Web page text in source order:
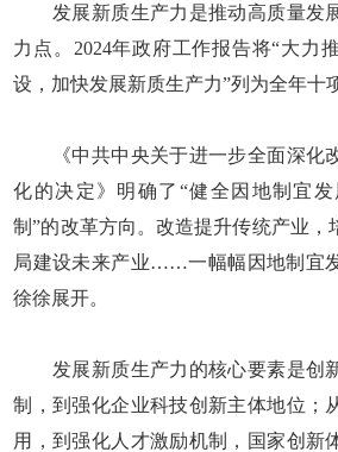
发展新质生产力是推动高质量发
力点。2024年政府工作报告将“大力
设，加快发展新质生产力”列为全年十
《中共中央关于进一步全面深化
化的决定》明确了“健全因地制宜
制”的改革方向。改造提升传统产业，
局建设未来产业……一幅幅因地制宜
徐徐展开。
发展新质生产力的核心要素是创
制，到强化企业科技创新主体地位；
用，到强化人才激励机制，国家创新